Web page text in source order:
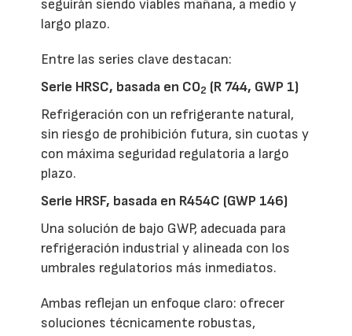
seguirán siendo viables mañana, a medio y
largo plazo.
Entre las series clave destacan:
Serie HRSC, basada en CO2 (R 744, GWP 1)
Refrigeración con un refrigerante natural,
sin riesgo de prohibición futura, sin cuotas y
con máxima seguridad regulatoria a largo
plazo.
Serie HRSF, basada en R454C (GWP 146)
Una solución de bajo GWP, adecuada para
refrigeración industrial y alineada con los
umbrales regulatorios más inmediatos.
Ambas reflejan un enfoque claro: ofrecer
soluciones técnicamente robustas,